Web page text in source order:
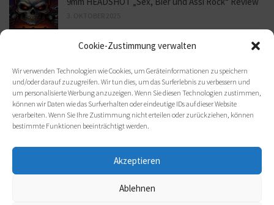
Cookie-Zustimmung verwalten
Wir verwenden Technologien wie Cookies, um Geräteinformationen zu speichern
und/oder darauf zuzugreifen. Wir tun dies, um das Surferlebnis zu verbessern und
um personalisierte Werbung anzuzeigen. Wenn Sie diesen Technologien zustimmen,
können wir Daten wie das Surfverhalten oder eindeutige IDs auf dieser Website
verarbeiten. Wenn Sie Ihre Zustimmung nicht erteilen oder zurückziehen, können
bestimmte Funktionen beeinträchtigt werden.
Akzeptieren
Ablehnen
REVIEWS
30. SEPTEMBER 2025